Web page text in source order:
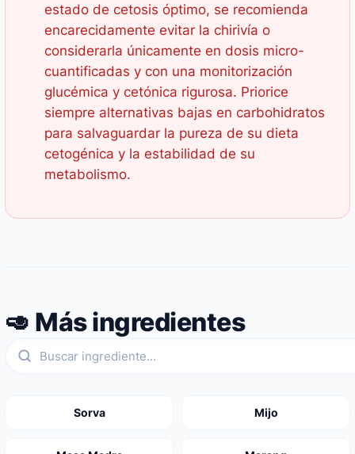
estado de cetosis óptimo, se recomienda
encarecidamente evitar la chirivía o
considerarla únicamente en dosis micro-
cuantificadas y con una monitorización
glucémica y cetónica rigurosa. Priorice
siempre alternativas bajas en carbohidratos
para salvaguardar la pureza de su dieta
cetogénica y la estabilidad de su
metabolismo.
🥑 Más ingredientes
Sorva Mijo